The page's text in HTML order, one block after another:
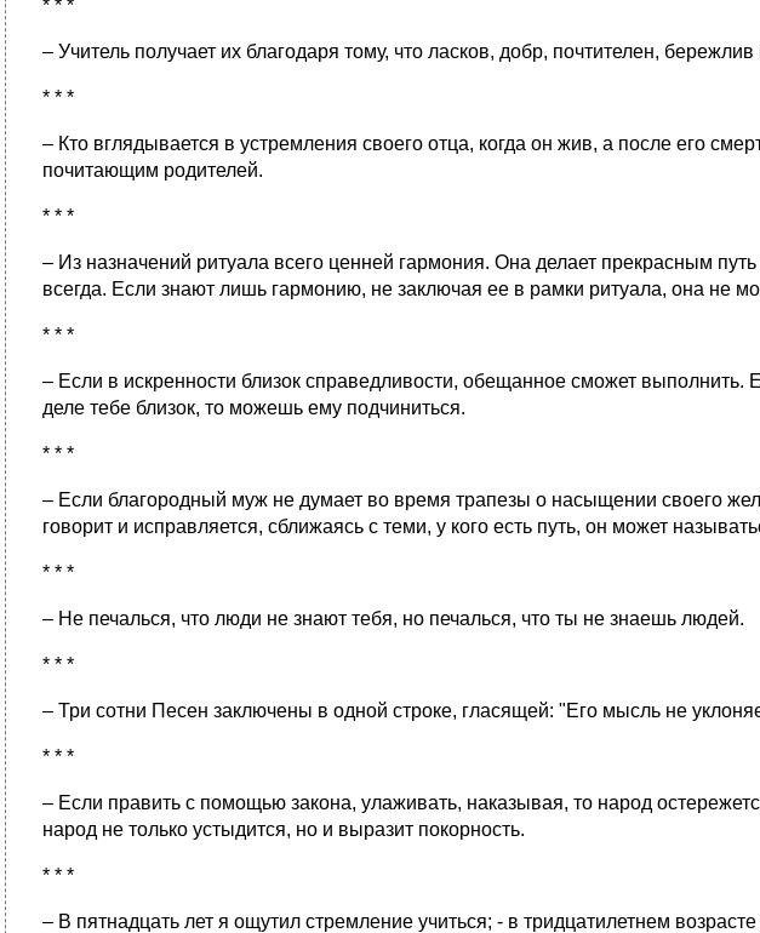
* * *
– Учитель получает их благодаря тому, что ласков, добр, почтителен,
* * *
– Кто вглядывается в устремления своего отца, когда он жив, а после его
почитающим родителей.
* * *
– Из назначений ритуала всего ценней гармония. Она делает прекрасным
всегда. Если знают лишь гармонию, не заключая ее в рамки ритуала, она не
* * *
– Если в искренности близок справедливости, обещанное сможет выполнить.
деле тебе близок, то можешь ему подчиниться.
* * *
– Если благородный муж не думает во время трапезы о насыщении своего
говорит и исправляется, сближаясь с теми, у кого есть путь, он может
* * *
– Не печалься, что люди не знают тебя, но печалься, что ты не знаешь людей.
* * *
– Три сотни Песен заключены в одной строке, гласящей: "Его мысль не
* * *
– Если править с помощью закона, улаживать, наказывая, то народ
народ не только устыдится, но и выразит покорность.
* * *
– В пятнадцать лет я ощутил стремление учиться; - в тридцатилетнем